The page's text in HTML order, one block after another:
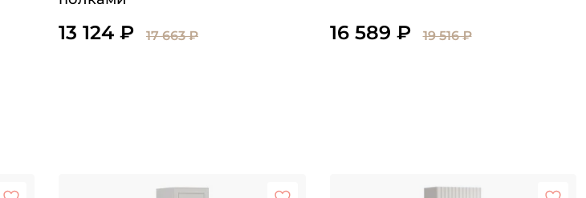
13 124 ₽ 17 663 ₽ 16 589 ₽ 19 516 ₽